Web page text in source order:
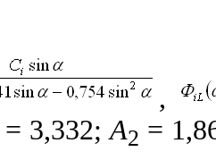
,
= 3,332;A2 =